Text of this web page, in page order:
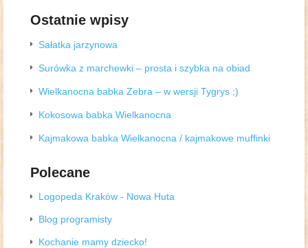
Ostatnie wpisy
Sałatka jarzynowa
Surówka z marchewki – prosta i szybka na obiad
Wielkanocna babka Zebra – w wersji Tygrys ;)
Kokosowa babka Wielkanocna
Kajmakowa babka Wielkanocna / kajmakowe muffinki
Polecane
Logopeda Kraków - Nowa Huta
Blog programisty
Kochanie mamy dziecko!